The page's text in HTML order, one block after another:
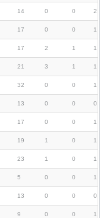
14 0 0 2
17 0 0 1
17 2 1 1
21 3 1 1
32 0 0 1
13 0 0 0
17 0 0 1
19 1 0 1
23 1 0 1
5 0 0 1
13 0 0 0
9 0 0 1